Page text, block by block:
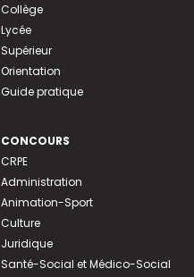
Collège
Lycée
Supérieur
Orientation
Guide pratique
CONCOURS
CRPE
Administration
Animation-Sport
Culture
Juridique
Santé-Social et Médico-Social